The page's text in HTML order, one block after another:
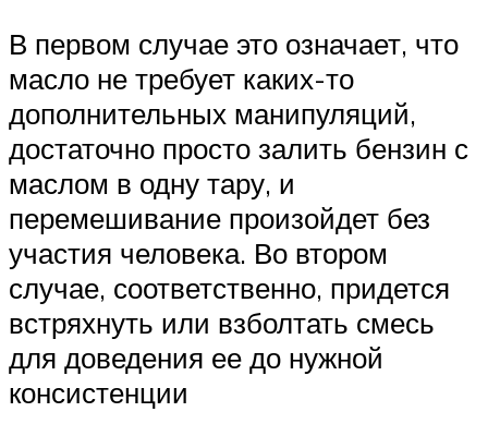
В первом случае это означает, что
масло не требует каких-то
дополнительных манипуляций,
достаточно просто залить бензин с
маслом в одну тару, и
перемешивание произойдет без
участия человека. Во втором
случае, соответственно, придется
встряхнуть или взболтать смесь
для доведения ее до нужной
консистенции